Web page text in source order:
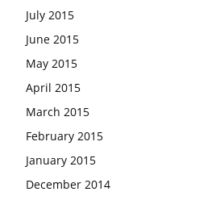
July 2015
June 2015
May 2015
April 2015
March 2015
February 2015
January 2015
December 2014